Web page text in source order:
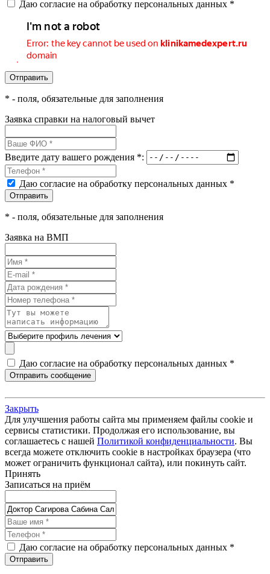
Даю согласие на обработку персональных данных *
* - поля, обязательные для заполнения
Заявка справки на налоговый вычет
Введите дату вашего рождения *:
Даю согласие на обработку персональных данных *
* - поля, обязательные для заполнения
Заявка на ВМП
Даю согласие на обработку персональных данных *
Закрыть
Для улучшения работы сайта мы применяем файлы cookie и
сервисы статистики. Продолжая его использование, вы
соглашаетесь с нашей Политикой конфиденциальности. Вы
всегда можете отключить cookie в настройках браузера (что
может ограничить функционал сайта), или покинуть сайт.
Принять
Записаться на приём
Даю согласие на обработку персональных данных *